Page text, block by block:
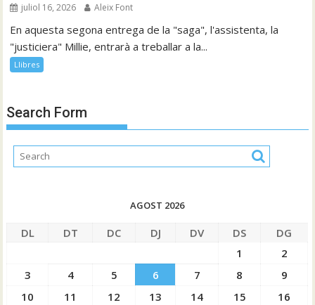
juliol 16, 2026 Aleix Font
En aquesta segona entrega de la "saga", l'assistenta, la
"justiciera" Millie, entrarà a treballar a la...
Llibres
Search Form
AGOST 2026
DL DT DC DJ DV DS
DG
1
2
3
4 5 6 7 8
9
10
11 12 13 14 15
16